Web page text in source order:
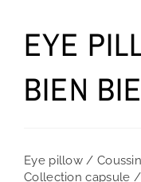
EYE
BIEN
Eye pillow /
Collection capsule